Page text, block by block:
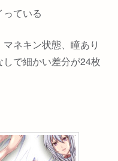
っている
ネキン状態、瞳あり
で細かい差分が24枚